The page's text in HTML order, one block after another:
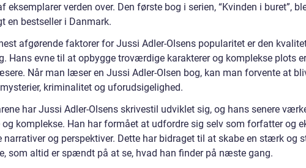
eksemplarer verden over. Den første bog i serien, “Kvinden i buret”,
en bestseller i Danmark.
afgørende faktorer for Jussi Adler-Olsens popularitet er den
Hans evne til at opbygge troværdige karakterer og komplekse plots
Når man læser en Jussi Adler-Olsen bog, kan man forvente at
kriminalitet og uforudsigelighed.
har Jussi Adler-Olsens skrivestil udviklet sig, og hans senere
komplekse. Han har formået at udfordre sig selv som forfatter og
narrativer og perspektiver. Dette har bidraget til at skabe en stærk og
som altid er spændt på at se, hvad han finder på næste gang.